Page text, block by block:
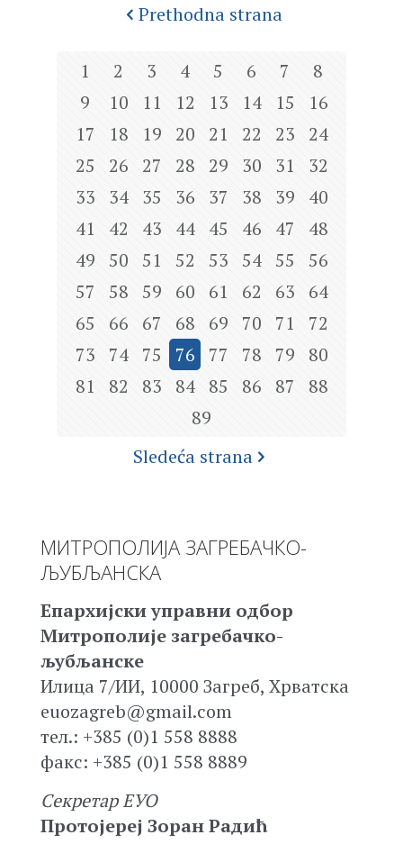
Prethodna strana
1 2 3 4 5 6 7
8
9
10 11 12 13 14 15
16
17
18 19 20 21 22 23
24
25
26 27 28 29 30 31
32
33
34 35 36 37 38 39
40
41
42 43 44 45 46 47
48
49
50 51 52 53 54 55
56
57
58 59 60 61 62 63
64
65
66 67 68 69 70 71
72
73
74 75 76 77 78 79
80
81
82 83 84 85 86 87
88
89
Sledeća strana
МИТРОПОЛИЈА ЗАГРЕБАЧКО-
ЉУБЉАНСКА
Епархијски управни одбор
Митрополије загребачко-
љубљанске
Илица 7/ИИ, 10000 Загреб, Хрватска
euozagreb@gmail.com
тел.: +385 (0)1 558 8888
факс: +385 (0)1 558 8889
Секретар ЕУО
Протојереј Зоран Радић